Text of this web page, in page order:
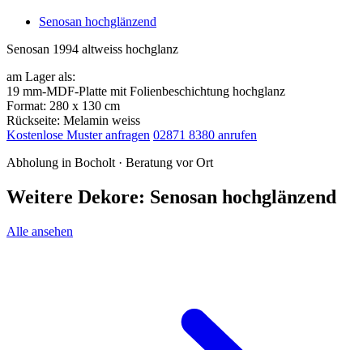
Senosan hochglänzend
Senosan 1994 altweiss hochglanz
am Lager als:
19 mm-MDF-Platte mit Folienbeschichtung hochglanz
Format: 280 x 130 cm
Rückseite: Melamin weiss
Kostenlose Muster anfragen 02871 8380 anrufen
Abholung in Bocholt · Beratung vor Ort
Weitere Dekore: Senosan hochglänzend
Alle ansehen